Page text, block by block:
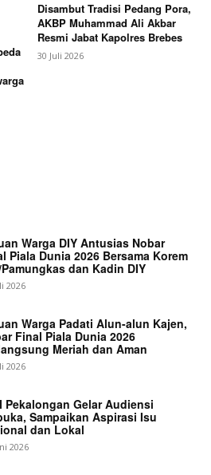
Disambut Tradisi Pedang Pora,
AKBP Muhammad Ali Akbar
Resmi Jabat Kapolres Brebes
30 Juli 2026
Warga DIY Antusias Nobar
Piala Dunia 2026 Bersama Korem
dan Kadin DIY
2026
Warga Padati Alun-alun Kajen,
Final Piala Dunia 2026
Meriah dan Aman
2026
Pekalongan Gelar Audiensi
Sampaikan Aspirasi Isu
dan Lokal
2026